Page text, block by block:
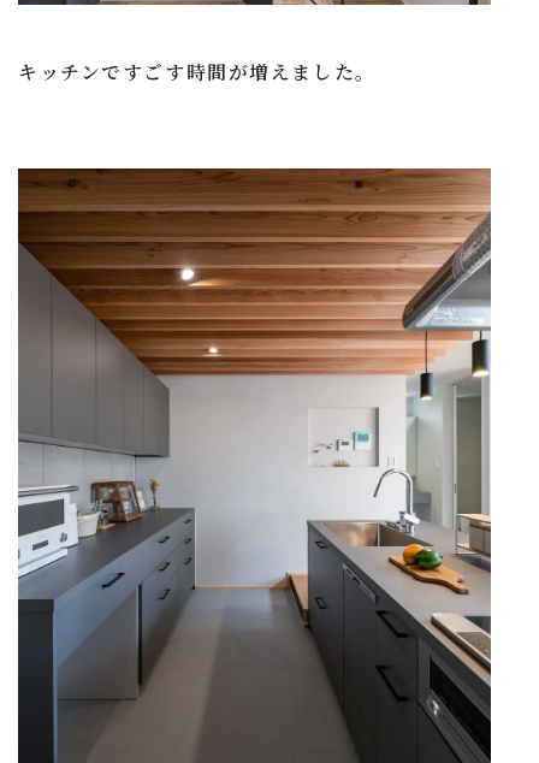
キッチンですごす時間が増えました。